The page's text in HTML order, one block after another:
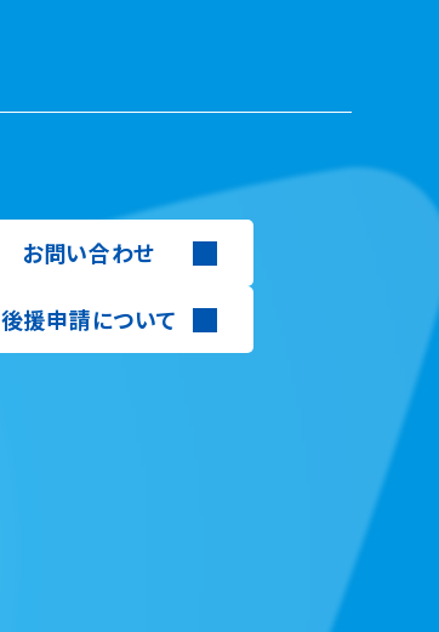
お問い合わせ
後援申請について